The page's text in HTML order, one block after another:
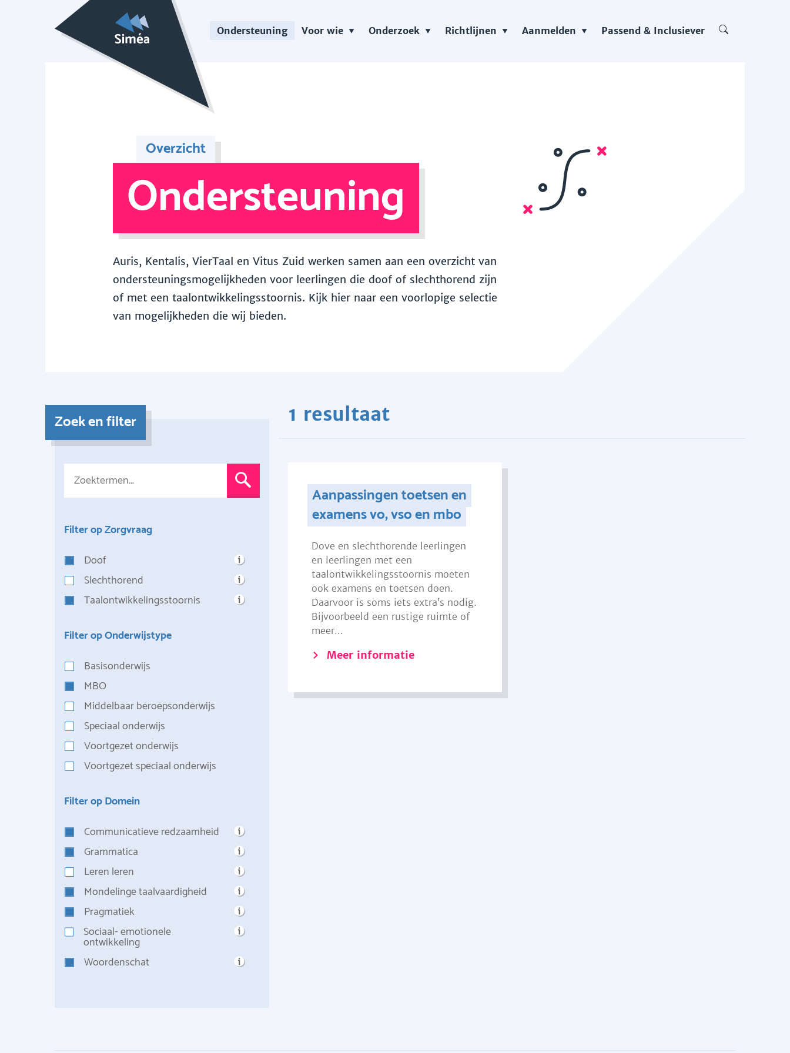
Ondersteuning Voor wie Onderzoek Richtlijnen Aanmelden Passend & Inclusiever
Overzicht
Ondersteuning
Auris, Kentalis, VierTaal en Vitus Zuid werken samen aan een overzicht van
ondersteuningsmogelijkheden voor leerlingen die doof of slechthorend zijn
of met een taalontwikkelingsstoornis. Kijk hier naar een voorlopige selectie
van mogelijkheden die wij bieden.
Zoek en filter
Filter op Zorgvraag
Doof
Slechthorend
Taalontwikkelingsstoornis
Filter op Onderwijstype
Basisonderwijs
MBO
Middelbaar beroepsonderwijs
Speciaal onderwijs
Voortgezet onderwijs
Voortgezet speciaal onderwijs
Filter op Domein
Communicatieve redzaamheid
Grammatica
Leren leren
Mondelinge taalvaardigheid
Pragmatiek
Sociaal- emotionele
ontwikkeling
Woordenschat
1 resultaat
Aanpassingen toetsen en
examens vo, vso en mbo
Dove en slechthorende leerlingen
en leerlingen met een
taalontwikkelingsstoornis moeten
ook examens en toetsen doen.
Daarvoor is soms iets extra’s nodig.
Bijvoorbeeld een rustige ruimte of
meer...
Meer informatie